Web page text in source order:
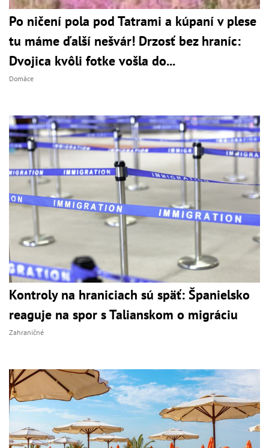
Po ničení pola pod Tatrami a kúpaní v plese
tu máme ďalší nešvár! Drzosť bez hraníc:
Dvojica kvôli fotke vošla do...
Domáce
Kontroly na hraniciach sú späť: Španielsko
reaguje na spor s Talianskom o migráciu
Zahraničné